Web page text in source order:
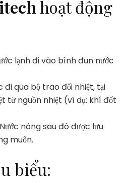
hoạt động
lạnh đi vào bình đun nước
đi qua bộ trao đổi nhiệt, tại
từ nguồn nhiệt (ví dụ: khí đốt
Nước nóng sau đó được lưu
muốn.
biểu: